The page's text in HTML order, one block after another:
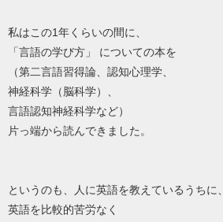
私はこの1年くらいの間に、
「言語の学び方」 についての本を
（第二言語習得論、認知心理学、
神経科学（脳科学）、
言語認知神経科学など）
片っ端から読んできました。
というのも、人に英語を教えているうちに、
英語を比較的苦労なく